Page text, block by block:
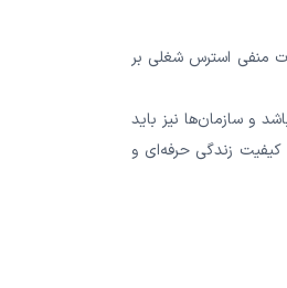
منفی استرس شغلی بر
و سازمان‌ها نیز باید
زندگی حرفه‌ای و